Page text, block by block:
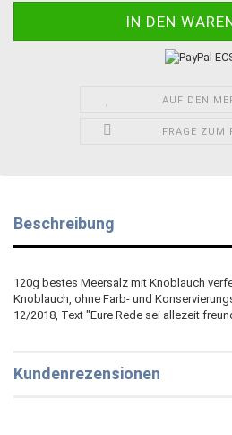
AUF DEN
FRAGE ZUM
Beschreibung
120g bestes Meersalz mit Knoblauch
Knoblauch, ohne Farb- und
12/2018, Text "Eure Rede sei allezeit
Kundenrezensionen